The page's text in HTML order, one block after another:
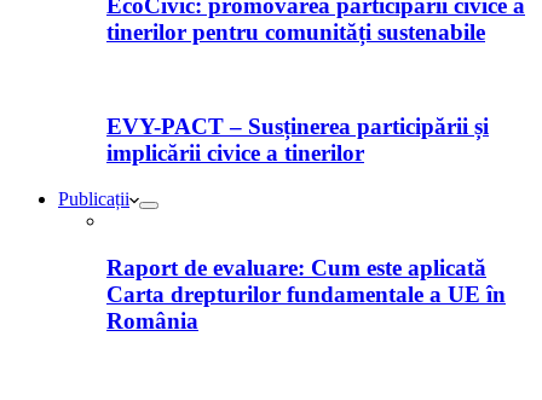
EcoCivic: promovarea participării civice a
tinerilor pentru comunități sustenabile
EVY-PACT – Susținerea participării și
implicării civice a tinerilor
Publicații
Raport de evaluare: Cum este aplicată
Carta drepturilor fundamentale a UE în
România